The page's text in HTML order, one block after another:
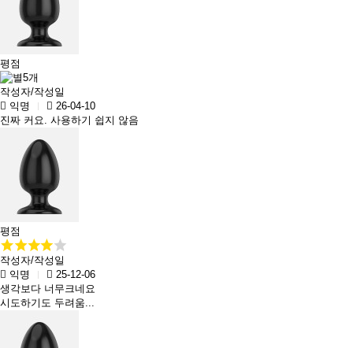
평점
작성자/작성일
익명
26-04-10
진짜 커요. 사용하기 쉽지 않음
평점
작성자/작성일
익명
25-12-06
생각보다 너무크네요
시도하기도 두려움...